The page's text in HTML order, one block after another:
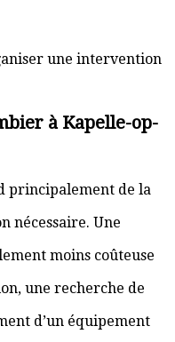
une intervention
à Kapelle-op-
principalement de la
nécessaire. Une
moins coûteuse
une recherche de
d’un équipement